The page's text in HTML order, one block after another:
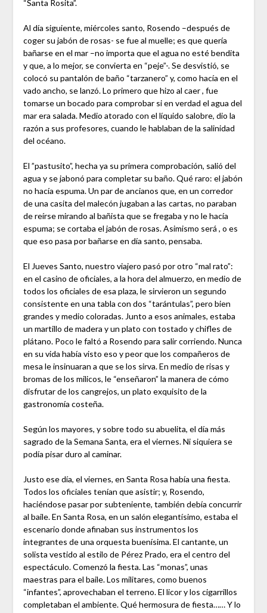
“Santa Rosita”.
Al día siguiente, miércoles santo, Rosendo –después de
coger su jabón de rosas- se fue al muelle; es que quería
bañarse en el mar –no importa que el agua no esté bendita
y que, a lo mejor, se convierta en “peje”-. Se desvistió, se
colocó su pantalón de baño “tarzanero” y, como hacía en el
vado ancho, se lanzó. Lo primero que hizo al caer , fue
tomarse un bocado para comprobar si en verdad el agua del
mar era salada. Medio atorado con el líquido salobre, dio la
razón a sus profesores, cuando le hablaban de la salinidad
del océano.
El ”pastusito”, hecha ya su primera comprobación, salió del
agua y se jabonó para completar su baño. Qué raro: el jabón
no hacía espuma. Un par de ancianos que, en un corredor
de una casita del malecón jugaban a las cartas, no paraban
de reírse mirando al bañista que se fregaba y no le hacía
espuma; se cortaba el jabón de rosas. Asimismo será , o es
que eso pasa por bañarse en día santo, pensaba.
El Jueves Santo, nuestro viajero pasó por otro “mal rato”:
en el casino de oficiales, a la hora del almuerzo, en medio de
todos los oficiales de esa plaza, le sirvieron un segundo
consistente en una tabla con dos “tarántulas”, pero bien
grandes y medio coloradas. Junto a esos animales, estaba
un martillo de madera y un plato con tostado y chifles de
plátano. Poco le faltó a Rosendo para salir corriendo. Nunca
en su vida había visto eso y peor que los compañeros de
mesa le insinuaran a que se los sirva. En medio de risas y
bromas de los milicos, le “enseñaron” la manera de cómo
disfrutar de los cangrejos, un plato exquisito de la
gastronomía costeña.
Según los mayores, y sobre todo su abuelita, el día más
sagrado de la Semana Santa, era el viernes. Ni siquiera se
podía pisar duro al caminar.
Justo ese día, el viernes, en Santa Rosa había una fiesta.
Todos los oficiales tenían que asistir; y, Rosendo,
haciéndose pasar por subteniente, también debía concurrir
al baile. En Santa Rosa, en un salón elegantísimo, estaba el
escenario donde afinaban sus instrumentos los
integrantes de una orquesta buenísima. El cantante, un
solista vestido al estilo de Pérez Prado, era el centro del
espectáculo. Comenzó la fiesta. Las “monas”, unas
maestras para el baile. Los militares, como buenos
“infantes”, aprovechaban el terreno. El licor y los cigarrillos
completaban el ambiente. Qué hermosura de fiesta…… Y lo